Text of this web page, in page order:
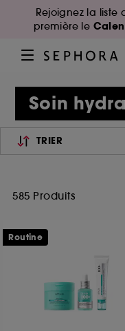
Rejoignez la
première le
Soin
TRIER
585 Produits
Routine